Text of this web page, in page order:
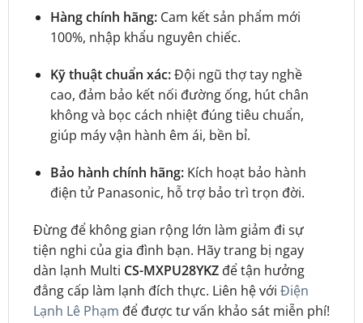
Hàng chính hãng:Cam kết sản phẩm mới
100%, nhập khẩu nguyên chiếc.
Kỹ thuật chuẩn xác:Đội ngũ thợ tay nghề
cao, đảm bảo kết nối đường ống, hút chân
không và bọc cách nhiệt đúng tiêu chuẩn,
giúp máy vận hành êm ái, bền bỉ.
Bảo hành chính hãng:Kích hoạt bảo hành
điện tử Panasonic, hỗ trợ bảo trì trọn đời.
Đừng để không gian rộng lớn làm giảm đi sự
tiện nghi của gia đình bạn. Hãy trang bị ngay
dàn lạnh Multi CS-MXPU28YKZđể tận hưởng
đẳng cấp làm lạnh đích thực. Liên hệ với Điện
Lạnh Lê Phạm để được tư vấn khảo sát miễn phí!